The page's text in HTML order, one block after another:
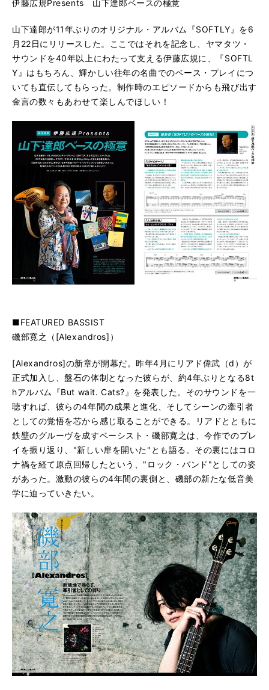
伊藤広規Presents 山下達郎ベースの極意
山下達郎が11年ぶりのオリジナル・アルバム『SOFTLY』を6
月22日にリリースした。ここではそれを記念し、ヤマタツ・
サウンドを40年以上にわたって支える伊藤広規に、『SOFTL
Y』はもちろん、輝かしい往年の名曲でのベース・プレイにつ
いても直伝してもらった。制作時のエピソードからも飛び出す
金言の数々もあわせて楽しんでほしい！
■FEATURED BASSIST
磯部寛之（[Alexandros]）
[Alexandros]の新章が開幕だ。昨年4月にリアド偉武（d）が
正式加入し、盤石の体制となった彼らが、約4年ぶりとなる8t
hアルバム『But wait. Cats?』を発表した。そのサウンドを一
聴すれば、彼らの4年間の成果と進化、そしてシーンの牽引者
としての覚悟を芯から感じ取ることができる。リアドとともに
鉄壁のグルーヴを成すベーシスト・磯部寛之は、今作でのプレ
イを振り返り、"新しい扉を開いた"とも語る。その裏にはコロ
ナ禍を経て原点回帰したという、"ロック・バンド"としての姿
があった。激動の彼らの4年間の裏側と、磯部の新たな低音美
学に迫っていきたい。